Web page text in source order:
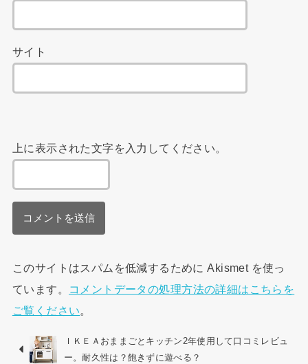
サイト
上に表示された文字を入力してください。
このサイトはスパムを低減するために Akismet を使っ
ています。
コメントデータの処理方法の詳細はこちらを
ご覧ください。
ＩＫＥＡおままごとキッチン2年使用して口コミレビュ
ー。耐久性は？飽きずに遊べる？